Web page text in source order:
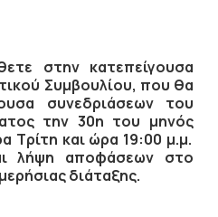
στην κατεπείγουσα
Συμβουλίου, που θα
συνεδριάσεων του
την 30η του μηνός
Τρίτη και ώρα 19:00 μ.μ.
λήψη αποφάσεων στο
διάταξης.